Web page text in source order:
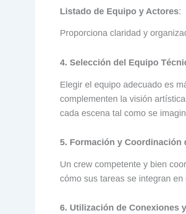
Listado de Equipo y Actores:
Proporciona claridad y
4. Selección del Equipo
Elegir el equipo adecuado es
complementen la visión
cada escena tal como se
5. Formación y Coordinación
Un crew competente y bien
cómo sus tareas se integran
6. Utilización de Conexiones